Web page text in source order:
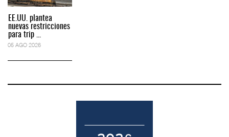
EE.UU. plantea
nuevas restricciones
para trip ...
05 AGO 2026